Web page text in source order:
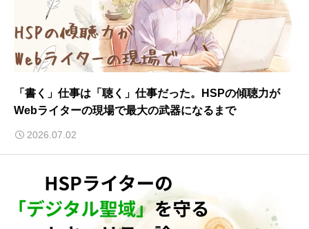
「書く」仕事は「聴く」仕事だった。HSPの傾聴力が
Webライターの現場で最大の武器になるまで
2026.07.02